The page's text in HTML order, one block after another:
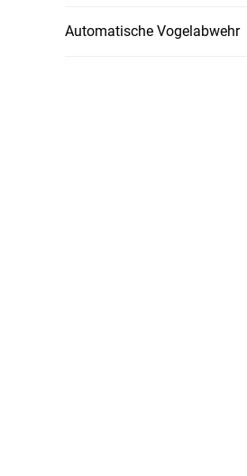
Automatische Vogelabwehr